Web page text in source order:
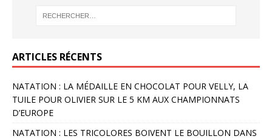
ARTICLES RÉCENTS
NATATION : LA MÉDAILLE EN CHOCOLAT POUR VELLY, LA
TUILE POUR OLIVIER SUR LE 5 KM AUX CHAMPIONNATS
D’EUROPE
NATATION : LES TRICOLORES BOIVENT LE BOUILLON DANS